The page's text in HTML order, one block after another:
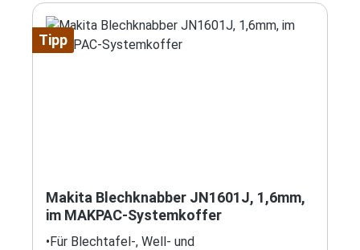
Tipp
Makita Blechknabber JN1601J, 1,6mm,
im MAKPAC-Systemkoffer
•Für Blechtafel-, Well- und